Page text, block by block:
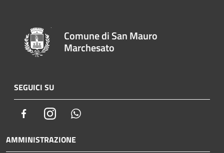
Comune di San Mauro
Marchesato
SEGUICI SU
FacebookInstagram
AMMINISTRAZIONE